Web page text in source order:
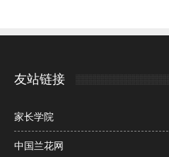
友站链接
家长学院
中国兰花网